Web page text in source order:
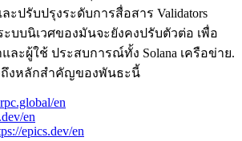
ปรับปรุงระดับการสื่อสาร Validators
บบนิเวศของมันจะยังคงปรับตัวต่อ เพื่อ
ะผู้ใช้ ประสบการณ์ทั้ง Solana เครือข่าย.
ถึงหลักสําคัญของพันธะนี้
en
en
epics.dev/en